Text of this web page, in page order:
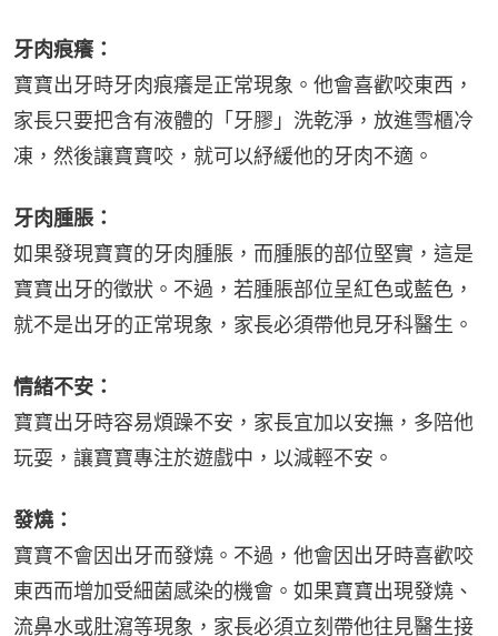
牙肉痕癢：
寶寶出牙時牙肉痕癢是正常現象。他會喜歡咬東西，
家長只要把含有液體的「牙膠」洗乾淨，放進雪櫃冷
凍，然後讓寶寶咬，就可以紓緩他的牙肉不適。
牙肉腫脹：
如果發現寶寶的牙肉腫脹，而腫脹的部位堅實，這是
寶寶出牙的徵狀。不過，若腫脹部位呈紅色或藍色，
就不是出牙的正常現象，家長必須帶他見牙科醫生。
情緒不安：
寶寶出牙時容易煩躁不安，家長宜加以安撫，多陪他
玩耍，讓寶寶專注於遊戲中，以減輕不安。
發燒：
寶寶不會因出牙而發燒。不過，他會因出牙時喜歡咬
東西而增加受細菌感染的機會。如果寶寶出現發燒、
流鼻水或肚瀉等現象，家長必須立刻帶他往見醫生接